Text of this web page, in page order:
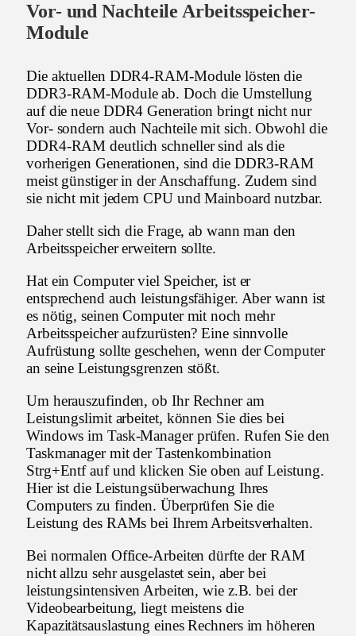
Vor- und Nachteile Arbeitsspeicher-
Module
Die aktuellen DDR4-RAM-Module lösten die
DDR3-RAM-Module ab. Doch die Umstellung
auf die neue DDR4 Generation bringt nicht nur
Vor- sondern auch Nachteile mit sich. Obwohl die
DDR4-RAM deutlich schneller sind als die
vorherigen Generationen, sind die DDR3-RAM
meist günstiger in der Anschaffung. Zudem sind
sie nicht mit jedem CPU und Mainboard nutzbar.
Daher stellt sich die Frage, ab wann man den
Arbeitsspeicher erweitern sollte.
Hat ein Computer viel Speicher, ist er
entsprechend auch leistungsfähiger. Aber wann ist
es nötig, seinen Computer mit noch mehr
Arbeitsspeicher aufzurüsten? Eine sinnvolle
Aufrüstung sollte geschehen, wenn der Computer
an seine Leistungsgrenzen stößt.
Um herauszufinden, ob Ihr Rechner am
Leistungslimit arbeitet, können Sie dies bei
Windows im Task-Manager prüfen. Rufen Sie den
Taskmanager mit der Tastenkombination
Strg+Entf auf und klicken Sie oben auf Leistung.
Hier ist die Leistungsüberwachung Ihres
Computers zu finden. Überprüfen Sie die
Leistung des RAMs bei Ihrem Arbeitsverhalten.
Bei normalen Office-Arbeiten dürfte der RAM
nicht allzu sehr ausgelastet sein, aber bei
leistungsintensiven Arbeiten, wie z.B. bei der
Videobearbeitung, liegt meistens die
Kapazitätsauslastung eines Rechners im höheren